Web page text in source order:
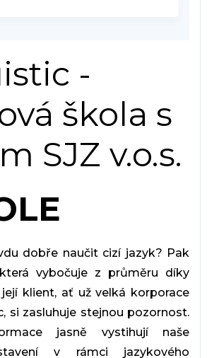
-
škola s
SJZ v.o.s.
dobře naučit cizí jazyk? Pak
vybočuje z průměru díky
klient, ať už velká korporace
si zasluhuje stejnou pozornost.
jasně vystihují naše
v rámci jazykového